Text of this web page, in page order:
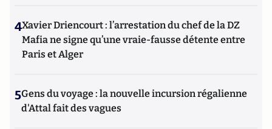
4Xavier Driencourt : l’arrestation du chef de la DZ
Mafia ne signe qu’une vraie-fausse détente entre
Paris et Alger
5Gens du voyage : la nouvelle incursion régalienne
d'Attal fait des vagues